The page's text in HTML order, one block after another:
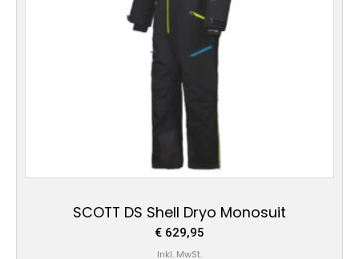
SCOTT DS Shell Dryo Monosuit
€ 629,95
Inkl. MwSt.
Optionen
können
auf
Produktseite
gewählt
werden